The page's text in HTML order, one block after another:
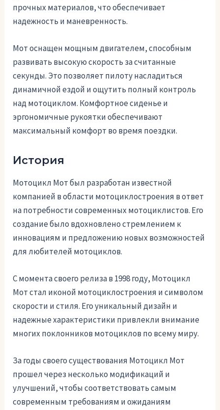
прочных материалов, что обеспечивает
надежность и маневренность.
Мот оснащен мощным двигателем, способным
развивать высокую скорость за считанные
секунды. Это позволяет пилоту насладиться
динамичной ездой и ощутить полный контроль
над мотоциклом. Комфортное сиденье и
эргономичные рукоятки обеспечивают
максимальный комфорт во время поездки.
История
Мотоцикл Мот был разработан известной
компанией в области мотоциклостроения в ответ
на потребности современных мотоциклистов. Его
создание было вдохновлено стремлением к
инновациям и предложению новых возможностей
для любителей мотоциклов.
С момента своего релиза в 1998 году, Мотоцикл
Мот стал иконой мотоциклостроения и символом
скорости и стиля. Его уникальный дизайн и
надежные характеристики привлекли внимание
многих поклонников мотоциклов по всему миру.
За годы своего существования Мотоцикл Мот
прошел через несколько модификаций и
улучшений, чтобы соответствовать самым
современным требованиям и ожиданиям